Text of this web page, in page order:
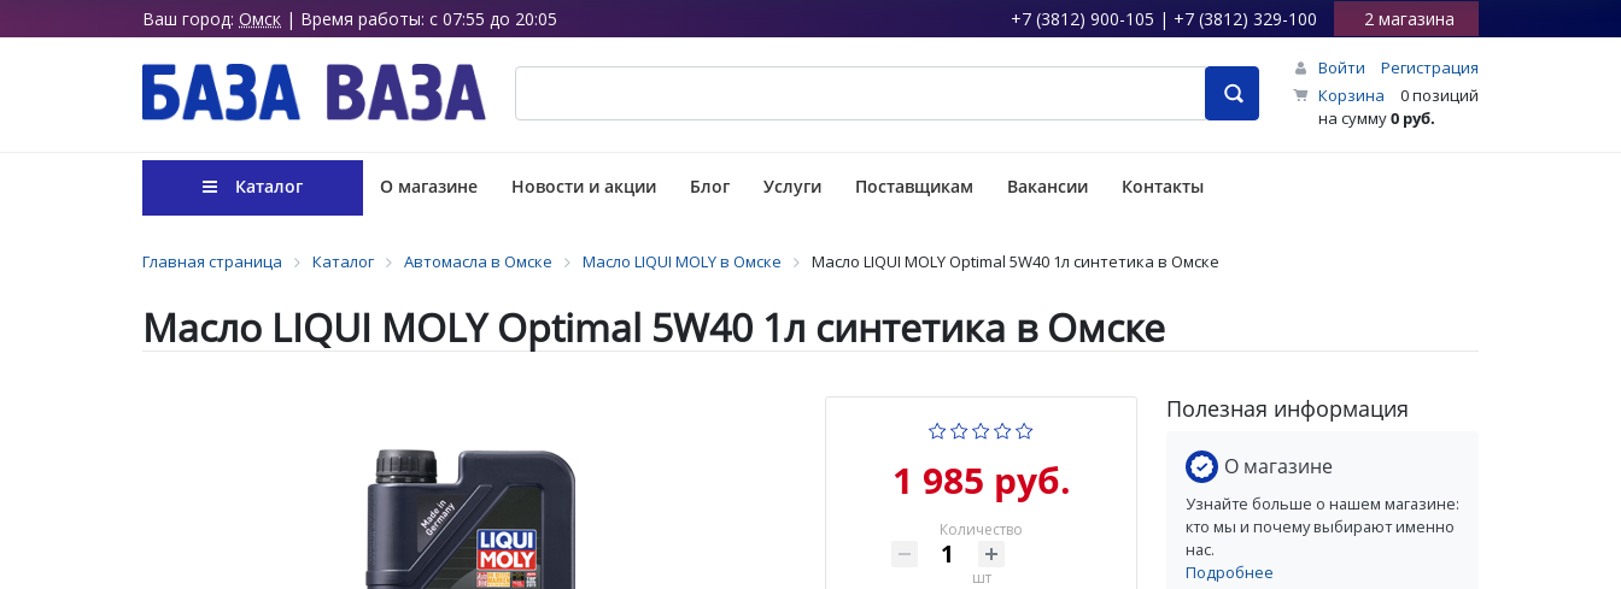
Ваш город: Омск | Время работы: с 07:55 до 20:05 +7 (3812) 900-105 | +7 (3812) 329-100 2 магазина
Войти
Регистрация
Корзина
0 позиций
на сумму0 руб.
Каталог О магазине Новости и акции Блог Услуги Поставщикам Вакансии Контакты
Главная страница Каталог Автомасла в Омске Масло LIQUI MOLY в Омске Масло LIQUI MOLY Optimal 5W40 1л синтетика в Омске
Масло LIQUI MOLY Optimal 5W40 1л синтетика в Омске
1 985 руб.
Количество
шт
Полезная информация
О магазине
Узнайте больше о нашем магазине:
кто мы и почему выбирают именно
нас.
Подробнее